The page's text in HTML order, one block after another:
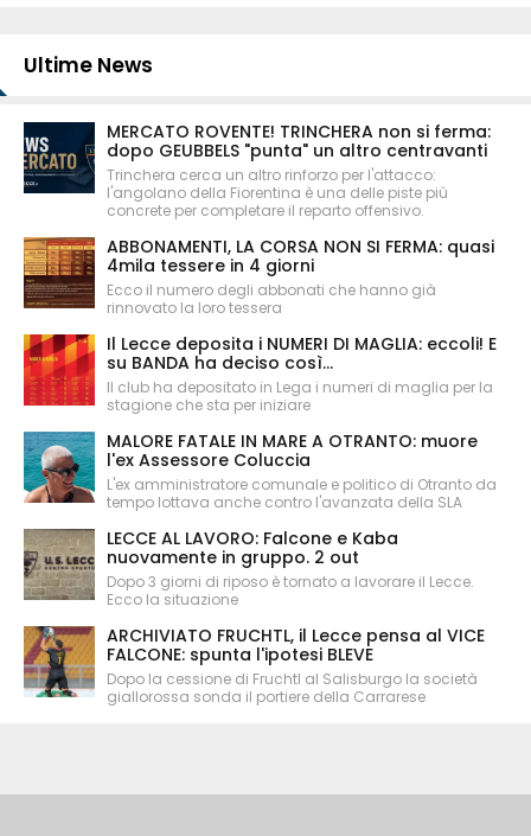
Ultime News
MERCATO ROVENTE! TRINCHERA non si ferma:
dopo GEUBBELS "punta" un altro centravanti
Trinchera cerca un altro rinforzo per l'attacco:
l'angolano della Fiorentina è una delle piste più
concrete per completare il reparto offensivo.
ABBONAMENTI, LA CORSA NON SI FERMA: quasi
4mila tessere in 4 giorni
Ecco il numero degli abbonati che hanno già
rinnovato la loro tessera
Il Lecce deposita i NUMERI DI MAGLIA: eccoli! E
su BANDA ha deciso così...
Il club ha depositato in Lega i numeri di maglia per la
stagione che sta per iniziare
MALORE FATALE IN MARE A OTRANTO: muore
l'ex Assessore Coluccia
L'ex amministratore comunale e politico di Otranto da
tempo lottava anche contro l'avanzata della SLA
LECCE AL LAVORO: Falcone e Kaba
nuovamente in gruppo. 2 out
Dopo 3 giorni di riposo è tornato a lavorare il Lecce.
Ecco la situazione
ARCHIVIATO FRUCHTL, il Lecce pensa al VICE
FALCONE: spunta l'ipotesi BLEVE
Dopo la cessione di Fruchtl al Salisburgo la società
giallorossa sonda il portiere della Carrarese